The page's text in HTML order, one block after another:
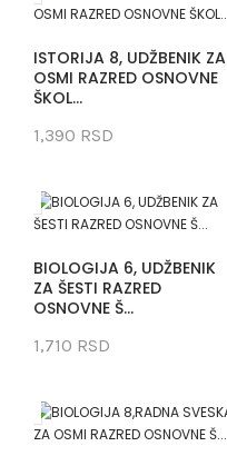
ISTORIJA 8, UDŽBENIK ZA
OSMI RAZRED OSNOVNE
ŠKOL...
1,390 RSD
BIOLOGIJA 6, UDŽBENIK
ZA ŠESTI RAZRED
OSNOVNE Š...
1,710 RSD